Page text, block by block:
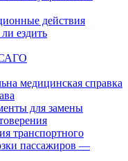
действия
ездить
медицинская справка
для замены
транспортного
пассажиров —